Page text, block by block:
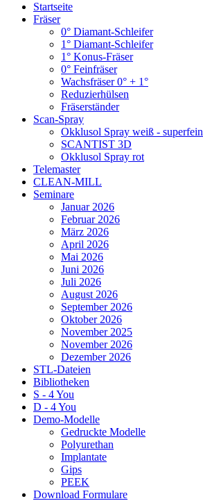
Startseite
Fräser
0° Diamant-Schleifer
1° Diamant-Schleifer
1° Konus-Fräser
0° Feinfräser
Wachsfräser 0° + 1°
Reduzierhülsen
Fräserständer
Scan-Spray
Okklusol Spray weiß - superfein
SCANTIST 3D
Okklusol Spray rot
Telemaster
CLEAN-MILL
Seminare
Januar 2026
Februar 2026
März 2026
April 2026
Mai 2026
Juni 2026
Juli 2026
August 2026
September 2026
Oktober 2026
November 2025
November 2026
Dezember 2026
STL-Dateien
Bibliotheken
S - 4 You
D - 4 You
Demo-Modelle
Gedruckte Modelle
Polyurethan
Implantate
Gips
PEEK
Download Formulare